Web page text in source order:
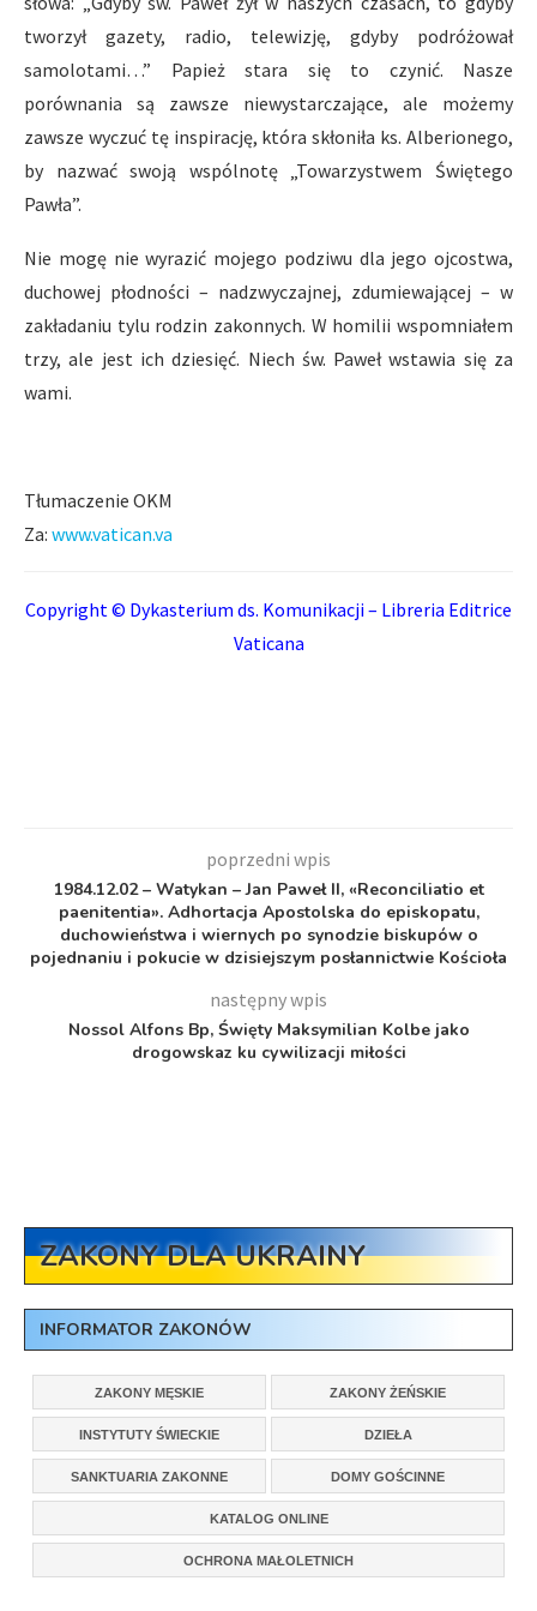
tworzył gazety, radio, telewizję, gdyby podróżował
samolotami…” Papież stara się to czynić. Nasze
porównania są zawsze niewystarczające, ale możemy
zawsze wyczuć tę inspirację, która skłoniła ks. Alberionego,
by nazwać swoją wspólnotę „Towarzystwem Świętego
Pawła”.
Nie mogę nie wyrazić mojego podziwu dla jego ojcostwa,
duchowej płodności – nadzwyczajnej, zdumiewającej – w
zakładaniu tylu rodzin zakonnych. W homilii wspomniałem
trzy, ale jest ich dziesięć. Niech św. Paweł wstawia się za
wami.
Tłumaczenie OKM
Za: www.vatican.va
Copyright © Dykasterium ds. Komunikacji – Libreria Editrice
Vaticana
poprzedni wpis
1984.12.02 – Watykan – Jan Paweł II, «Reconciliatio et
paenitentia». Adhortacja Apostolska do episkopatu,
duchowieństwa i wiernych po synodzie biskupów o
pojednaniu i pokucie w dzisiejszym posłannictwie Kościoła
następny wpis
Nossol Alfons Bp, Święty Maksymilian Kolbe jako
drogowskaz ku cywilizacji miłości
ZAKONY DLA UKRAINY
INFORMATOR ZAKONÓW
ZAKONY MĘSKIE ZAKONY ŻEŃSKIE
INSTYTUTY ŚWIECKIE DZIEŁA
SANKTUARIA ZAKONNE DOMY GOŚCINNE
KATALOG ONLINE
OCHRONA MAŁOLETNICH